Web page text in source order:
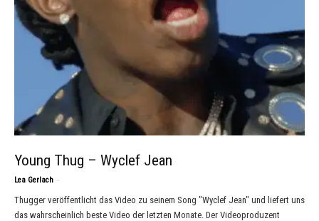
Young Thug – Wyclef Jean
Lea Gerlach -
Thugger veröffentlicht das Video zu seinem Song "Wyclef Jean" und liefert uns
das wahrscheinlich beste Video der letzten Monate. Der Videoproduzent